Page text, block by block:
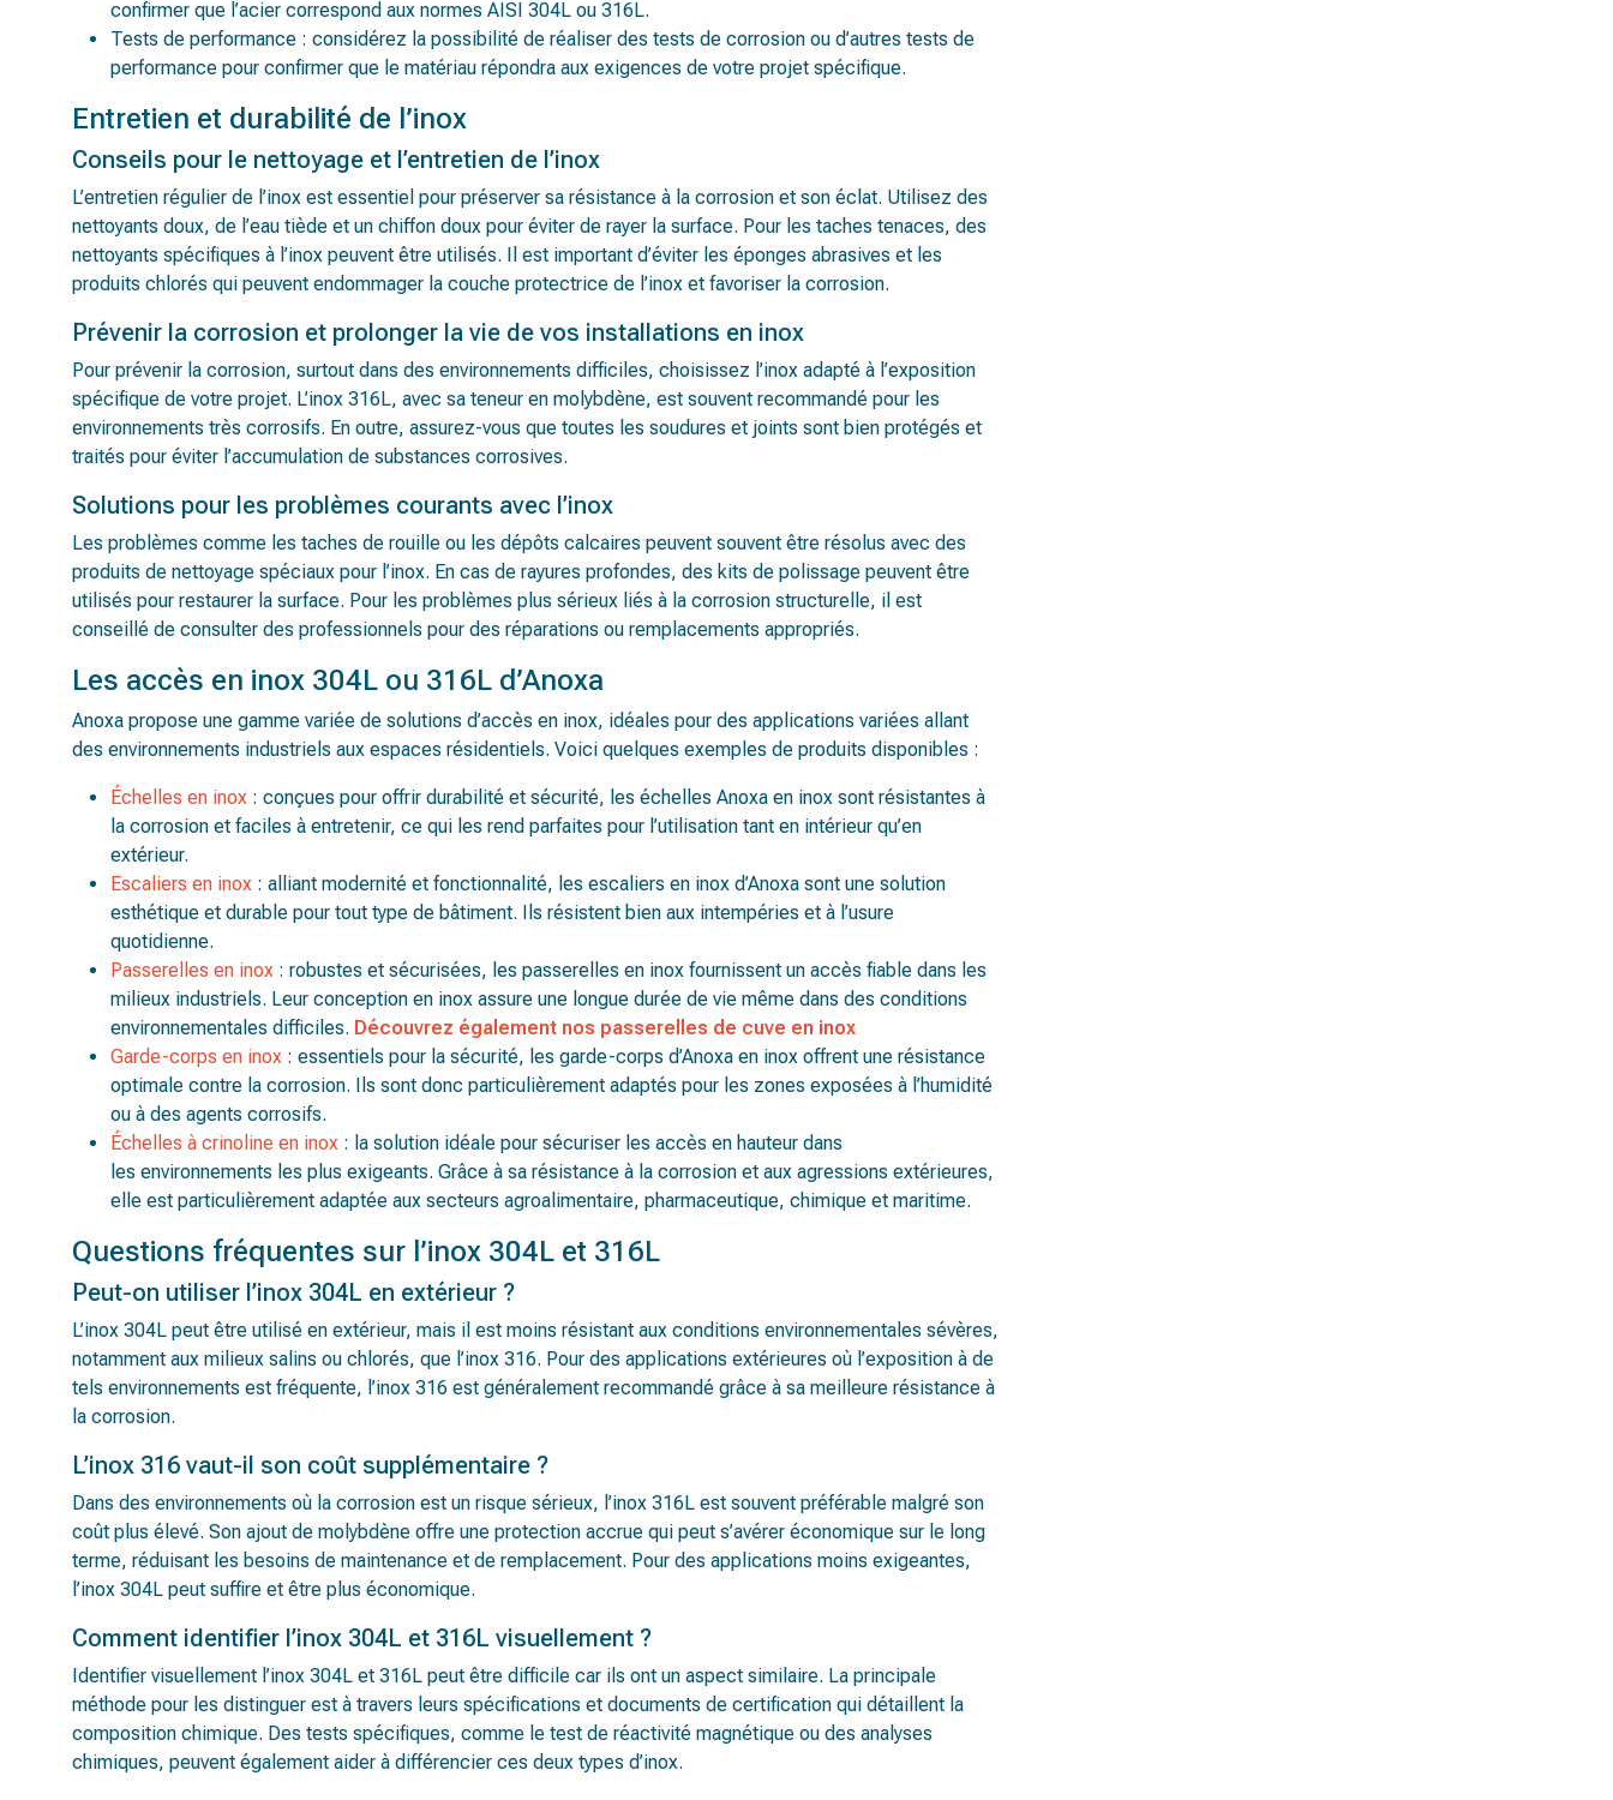
confirmer que l’acier correspond aux normes AISI 304L ou 316L.
Tests de performance : considérez la possibilité de réaliser des tests de corrosion ou d’autres tests de
performance pour confirmer que le matériau répondra aux exigences de votre projet spécifique.
Entretien et durabilité de l’inox
Conseils pour le nettoyage et l’entretien de l’inox
L’entretien régulier de l’inox est essentiel pour préserver sa résistance à la corrosion et son éclat. Utilisez des
nettoyants doux, de l’eau tiède et un chiffon doux pour éviter de rayer la surface. Pour les taches tenaces, des
nettoyants spécifiques à l’inox peuvent être utilisés. Il est important d’éviter les éponges abrasives et les
produits chlorés qui peuvent endommager la couche protectrice de l’inox et favoriser la corrosion.
Prévenir la corrosion et prolonger la vie de vos installations en inox
Pour prévenir la corrosion, surtout dans des environnements difficiles, choisissez l’inox adapté à l’exposition
spécifique de votre projet. L’inox 316L, avec sa teneur en molybdène, est souvent recommandé pour les
environnements très corrosifs. En outre, assurez-vous que toutes les soudures et joints sont bien protégés et
traités pour éviter l’accumulation de substances corrosives.
Solutions pour les problèmes courants avec l’inox
Les problèmes comme les taches de rouille ou les dépôts calcaires peuvent souvent être résolus avec des
produits de nettoyage spéciaux pour l’inox. En cas de rayures profondes, des kits de polissage peuvent être
utilisés pour restaurer la surface. Pour les problèmes plus sérieux liés à la corrosion structurelle, il est
conseillé de consulter des professionnels pour des réparations ou remplacements appropriés.
Les accès en inox 304L ou 316L d’Anoxa
Anoxa propose une gamme variée de solutions d’accès en inox, idéales pour des applications variées allant
des environnements industriels aux espaces résidentiels. Voici quelques exemples de produits disponibles :
Échelles en inox : conçues pour offrir durabilité et sécurité, les échelles Anoxa en inox sont résistantes à
la corrosion et faciles à entretenir, ce qui les rend parfaites pour l’utilisation tant en intérieur qu’en
extérieur.
Escaliers en inox : alliant modernité et fonctionnalité, les escaliers en inox d’Anoxa sont une solution
esthétique et durable pour tout type de bâtiment. Ils résistent bien aux intempéries et à l’usure
quotidienne.
Passerelles en inox : robustes et sécurisées, les passerelles en inox fournissent un accès fiable dans les
milieux industriels. Leur conception en inox assure une longue durée de vie même dans des conditions
environnementales difficiles. Découvrez également nos passerelles de cuve en inox
Garde-corps en inox : essentiels pour la sécurité, les garde-corps d’Anoxa en inox offrent une résistance
optimale contre la corrosion. Ils sont donc particulièrement adaptés pour les zones exposées à l’humidité
ou à des agents corrosifs.
Échelles à crinoline en inox : la solution idéale pour sécuriser les accès en hauteur dans
les environnements les plus exigeants. Grâce à sa résistance à la corrosion et aux agressions extérieures,
elle est particulièrement adaptée aux secteurs agroalimentaire, pharmaceutique, chimique et maritime.
Questions fréquentes sur l’inox 304L et 316L
Peut-on utiliser l’inox 304L en extérieur ?
L’inox 304L peut être utilisé en extérieur, mais il est moins résistant aux conditions environnementales sévères,
notamment aux milieux salins ou chlorés, que l’inox 316. Pour des applications extérieures où l’exposition à de
tels environnements est fréquente, l’inox 316 est généralement recommandé grâce à sa meilleure résistance à
la corrosion.
L’inox 316 vaut-il son coût supplémentaire ?
Dans des environnements où la corrosion est un risque sérieux, l’inox 316L est souvent préférable malgré son
coût plus élevé. Son ajout de molybdène offre une protection accrue qui peut s’avérer économique sur le long
terme, réduisant les besoins de maintenance et de remplacement. Pour des applications moins exigeantes,
l’inox 304L peut suffire et être plus économique.
Comment identifier l’inox 304L et 316L visuellement ?
Identifier visuellement l’inox 304L et 316L peut être difficile car ils ont un aspect similaire. La principale
méthode pour les distinguer est à travers leurs spécifications et documents de certification qui détaillent la
composition chimique. Des tests spécifiques, comme le test de réactivité magnétique ou des analyses
chimiques, peuvent également aider à différencier ces deux types d’inox.